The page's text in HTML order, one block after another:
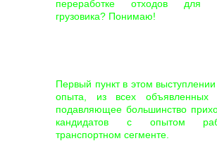
переработке отходов для
грузовика? Понимаю!
Первый пункт в этом выступлении
опыта, из всех объявленных
подавляющее большинство
кандидатов с опытом
транспортном сегменте.